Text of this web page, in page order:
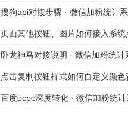
搜狗api对接步骤 · 微信加粉统计
卧龙神马对接说明 · 微信加粉统计
百度ocpc深度转化 · 微信加粉统